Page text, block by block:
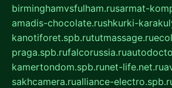
birminghamvsfulham.rusarmat-
amadis-chocolate.rushkurki-
kanotiforet.spb.rututmassage.ru
praga.spb.rufalcorussia.ru
kamertondom.spb.runet-life.net.ru
sakhcamera.rualliance-